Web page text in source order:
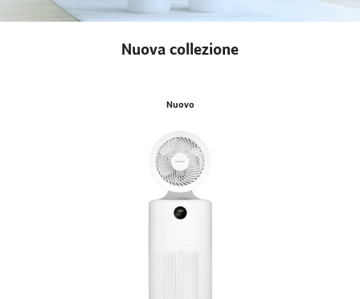
Nuova collezione
Nuovo